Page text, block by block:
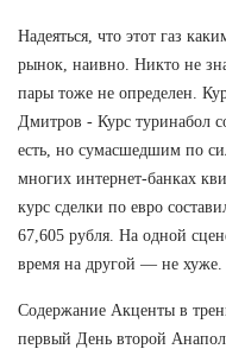
Надеяться, что этот газ
рынок, наивно. Никто не
пары тоже не определен.
Дмитров - Курс туринабол
есть, но сумасшедшим по
многих интернет-банках
курс сделки по евро
67,605 рубля. На одной
время на другой — не хуже.
Содержание Акценты в
первый День второй